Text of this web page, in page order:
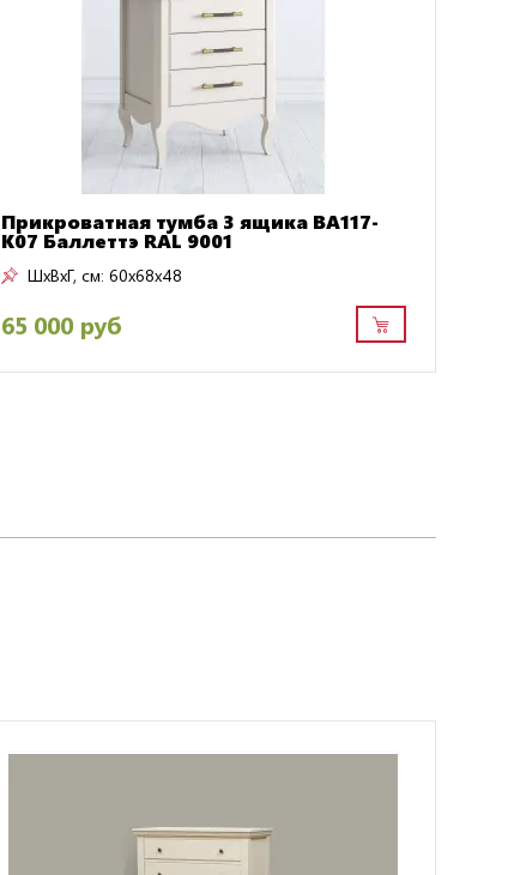
Прикроватная тумба 3 ящика BA117-
K07 Баллеттэ RAL 9001
ШxВxГ, см: 60x68x48
65 000 руб